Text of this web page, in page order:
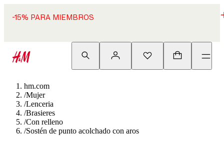
-15% PARA MIEMBROS
hm.com
/Mujer
/Lenceria
/Brasieres
/Con relleno
/Sostén de punto acolchado con aros